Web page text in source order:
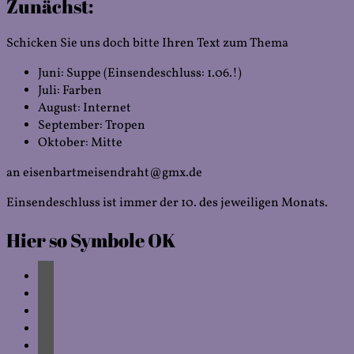
Zunächst:
Schicken Sie uns doch bitte Ihren Text zum Thema
Juni: Suppe (Einsendeschluss: 1.06.!)
Juli: Farben
August: Internet
September: Tropen
Oktober: Mitte
an eisenbartmeisendraht@gmx.de
Einsendeschluss ist immer der 10. des jeweiligen Monats.
Hier so Symbole OK